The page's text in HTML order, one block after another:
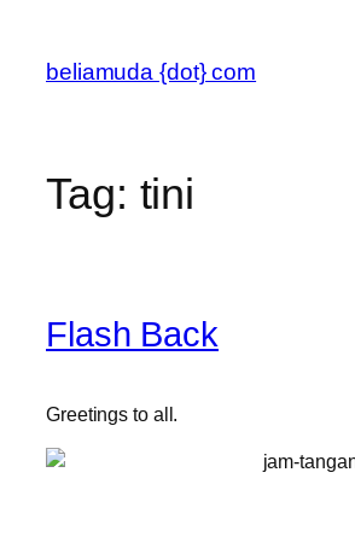
content
beliamuda {dot} com
Tag: tini
Flash Back
Greetings to all.